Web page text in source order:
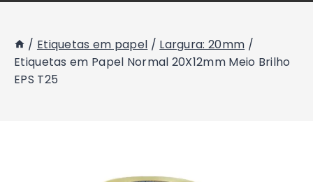
/ Etiquetas em papel / Largura: 20mm /
Etiquetas em Papel Normal 20X12mm Meio Brilho
EPS T25